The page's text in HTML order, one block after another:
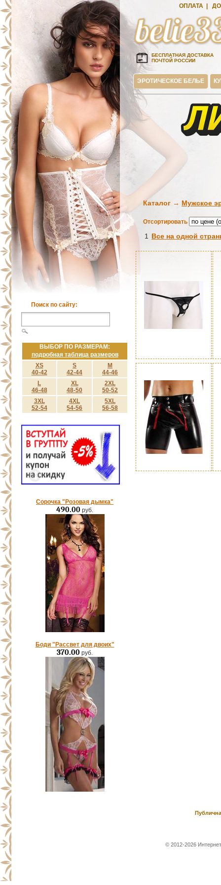
Поиск по сайту:
ВЫБОР ПО РАЗМЕРАМ:
подробная таблица размеров
XS
40-42
S
42-44
M
44-46
L
46-48
XL
48-50
2XL
50-52
3XL
52-54
4XL
54-56
5XL
56-58
Сорочка "Розовая дымка"
490.00 руб.
Боди "Рассвет для двоих"
370.00 руб.
ОПЛАТА
БЕСПЛАТНАЯ ДОСТАВКА
ПОЧТОЙ РОССИИ
ЭРОТИЧЕСКОЕ БЕЛЬЕ
Каталог → Мужское
Отсортировать
1 Все на одной
© 2012-2026